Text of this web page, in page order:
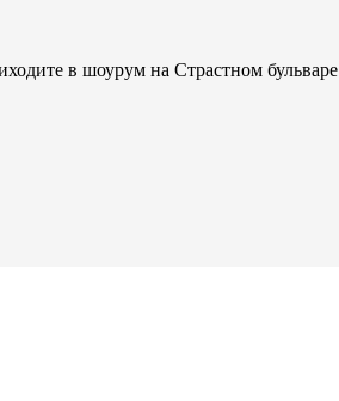
в шоурум на Страстном бульваре